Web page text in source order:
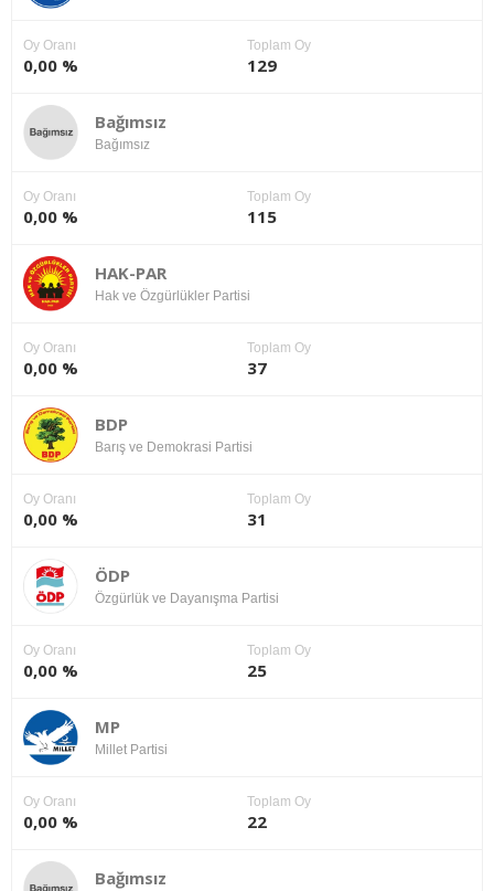
Oy Oranı
0,00 %
Toplam Oy
129
Bağımsız
Bağımsız
Oy Oranı
0,00 %
Toplam Oy
115
HAK-PAR
Hak ve Özgürlükler Partisi
Oy Oranı
0,00 %
Toplam Oy
37
BDP
Barış ve Demokrasi Partisi
Oy Oranı
0,00 %
Toplam Oy
31
ÖDP
Özgürlük ve Dayanışma Partisi
Oy Oranı
0,00 %
Toplam Oy
25
MP
Millet Partisi
Oy Oranı
0,00 %
Toplam Oy
22
Bağımsız